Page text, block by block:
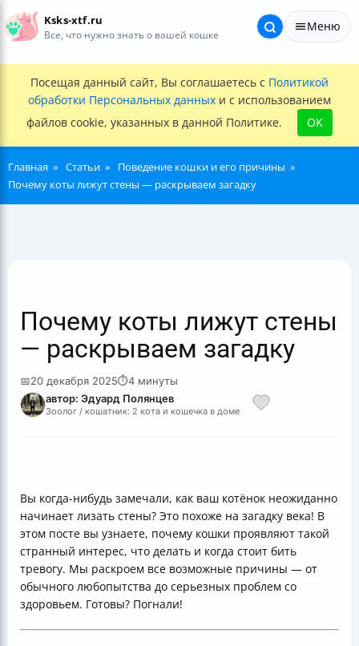
Ksks-xtf.ru
Все, что нужно знать о вашей кошке
Меню
Посещая данный сайт, Вы соглашаетесь с Политикой
обработки Персональных данных и с использованием
файлов cookie, указанных в данной Политике.
OK
Главная Статьи
Поведение кошки и его причины
Почему коты лижут стены — раскрываем загадку
Почему коты лижут стены
— раскрываем загадку
📅20 декабря 2025⏱4 минуты
автор: Эдуард Полянцев
Зоолог / кошатник: 2 кота и кошечка в доме
Вы когда-нибудь замечали, как ваш котёнок неожиданно
начинает лизать стены? Это похоже на загадку века! В
этом посте вы узнаете, почему кошки проявляют такой
странный интерес, что делать и когда стоит бить
тревогу. Мы раскроем все возможные причины — от
обычного любопытства до серьезных проблем со
здоровьем. Готовы? Погнали!